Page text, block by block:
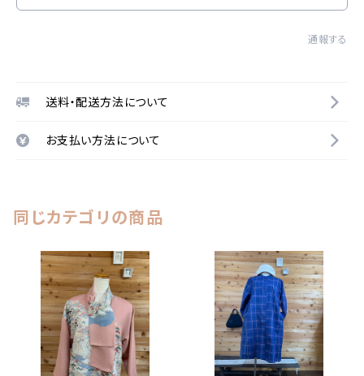
通報する
送料・配送方法について
お支払い方法について
同じカテゴリの商品